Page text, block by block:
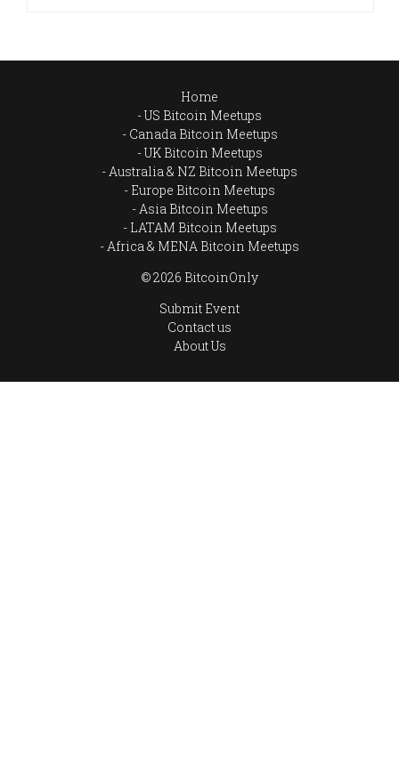
Home
US Bitcoin Meetups
Canada Bitcoin Meetups
UK Bitcoin Meetups
Australia & NZ Bitcoin Meetups
Europe Bitcoin Meetups
Asia Bitcoin Meetups
LATAM Bitcoin Meetups
Africa & MENA Bitcoin Meetups
© 2026 BitcoinOnly
Submit Event
Contact us
About Us